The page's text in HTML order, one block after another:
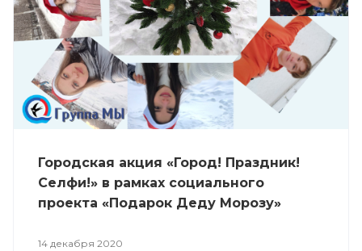
Городская акция «Город! Праздник!
Селфи!» в рамках социального
проекта «Подарок Деду Морозу»
14 декабря 2020